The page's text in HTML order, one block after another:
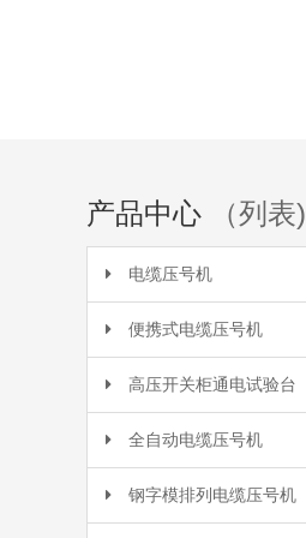
产品中心 （列表)
电缆压号机
便携式电缆压号机
高压开关柜通电试验台
全自动电缆压号机
钢字模排列电缆压号机